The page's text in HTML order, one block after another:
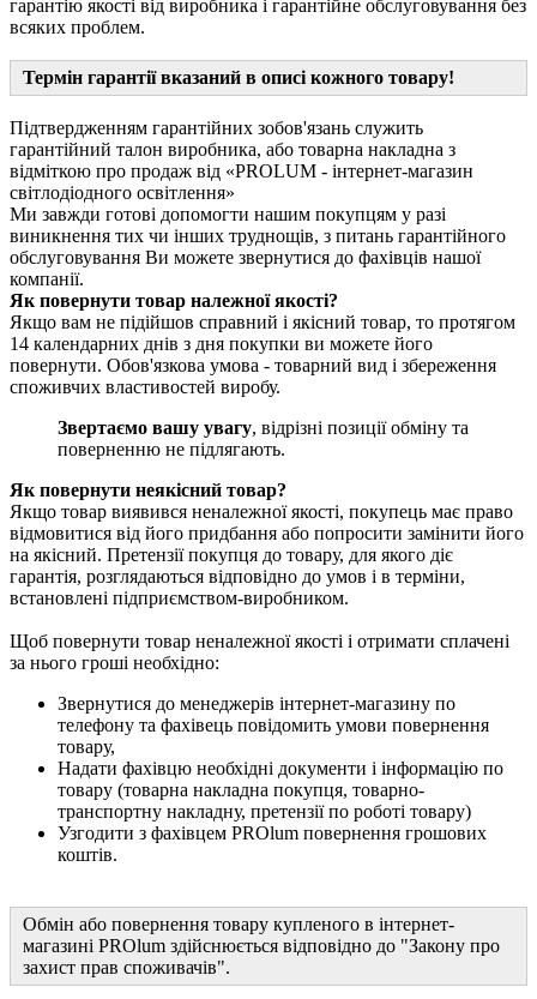
гарантію якості від виробника і гарантійне обслуговування без
всяких проблем.
Термін гарантії вказаний в описі кожного товару!
Підтвердженням гарантійних зобов'язань служить
гарантійний талон виробника, або товарна накладна з
відміткою про продаж від «PROLUM - інтернет-магазин
світлодіодного освітлення»
Ми завжди готові допомогти нашим покупцям у разі
виникнення тих чи інших труднощів, з питань гарантійного
обслуговування Ви можете звернутися до фахівців нашої
компанії.
Як повернути товар належної якості?
Якщо вам не підійшов справний і якісний товар, то протягом
14 календарних днів з дня покупки ви можете його
повернути. Обов'язкова умова - товарний вид і збереження
споживчих властивостей виробу.
Звертаємо вашу увагу, відрізні позиції обміну та
поверненню не підлягають.
Як повернути неякісний товар?
Якщо товар виявився неналежної якості, покупець має право
відмовитися від його придбання або попросити замінити його
на якісний. Претензії покупця до товару, для якого діє
гарантія, розглядаються відповідно до умов і в терміни,
встановлені підприємством-виробником.
Щоб повернути товар неналежної якості і отримати сплачені
за нього гроші необхідно:
Звернутися до менеджерів інтернет-магазину по
телефону та фахівець повідомить умови повернення
товару,
Надати фахівцю необхідні документи і інформацію по
товару (товарна накладна покупця, товарно-
транспортну накладну, претензії по роботі товару)
Узгодити з фахівцем PROlum повернення грошових
коштів.
Обмін або повернення товару купленого в інтернет-
магазині PROlum здійснюється відповідно до "Закону про
захист прав споживачів".